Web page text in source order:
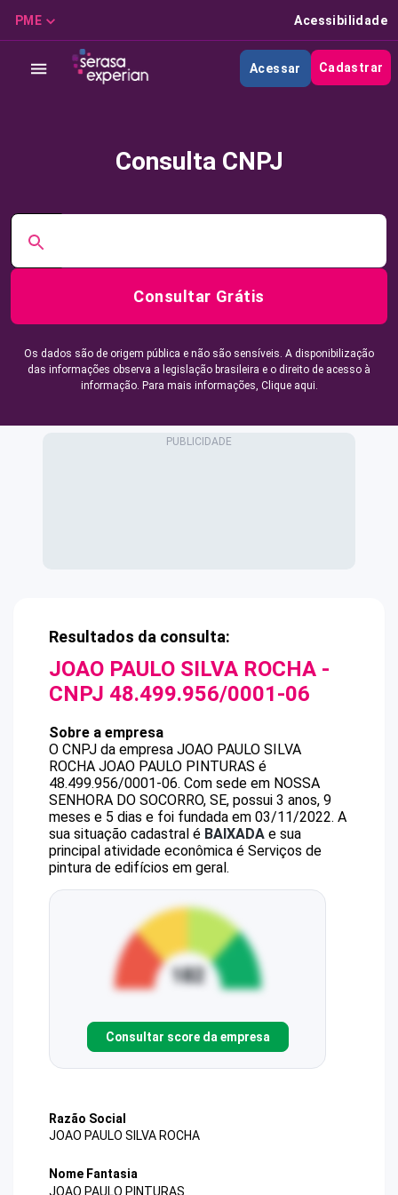
PME Acessibilidade
Acessar Cadastrar
Consulta CNPJ
Consultar Grátis
Os dados são de origem pública e não são sensíveis. A disponibilização
das informações observa a legislação brasileira e o direito de acesso à
informação. Para mais informações, Clique aqui.
Resultados da consulta:
JOAO PAULO SILVA ROCHA -
CNPJ 48.499.956/0001-06
Sobre a empresa
O CNPJ da empresa JOAO PAULO SILVA
ROCHA JOAO PAULO PINTURAS é
48.499.956/0001-06. Com sede em NOSSA
SENHORA DO SOCORRO, SE, possui 3 anos, 9
meses e 5 dias e foi fundada em 03/11/2022. A
sua situação cadastral é BAIXADA e sua
principal atividade econômica é Serviços de
pintura de edifícios em geral.
Consultar score da empresa
Razão Social
JOAO PAULO SILVA ROCHA
Nome Fantasia
JOAO PAULO PINTURAS